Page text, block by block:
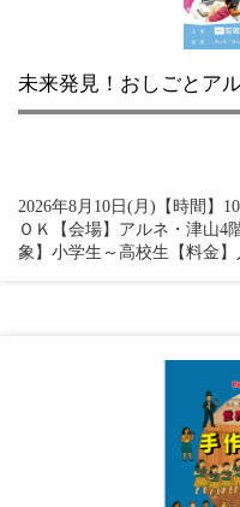
未来発見！おしごとア
2026年8月10日(月)【時間】
ＯＫ【会場】アルネ・津山4
象】小学生～高校生【料金